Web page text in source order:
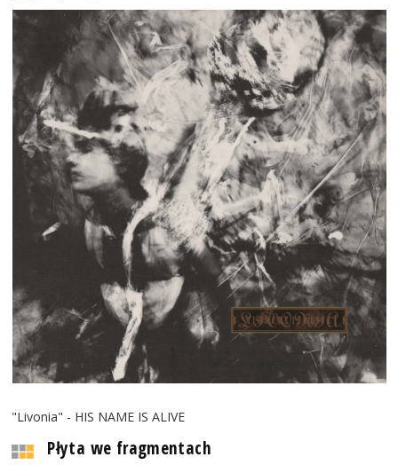
"Livonia" - HIS NAME IS ALIVE
Płyta we fragmentach